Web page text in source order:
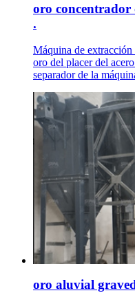
oro
.
Máquina de
oro del placer del
separador de la
oro aluvial